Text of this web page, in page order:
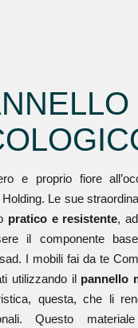
e proprio fiore
Le sue
pratico e resistente,
il componente
I mobili fai da te
utilizzando il pannello
questa, che li
Questo